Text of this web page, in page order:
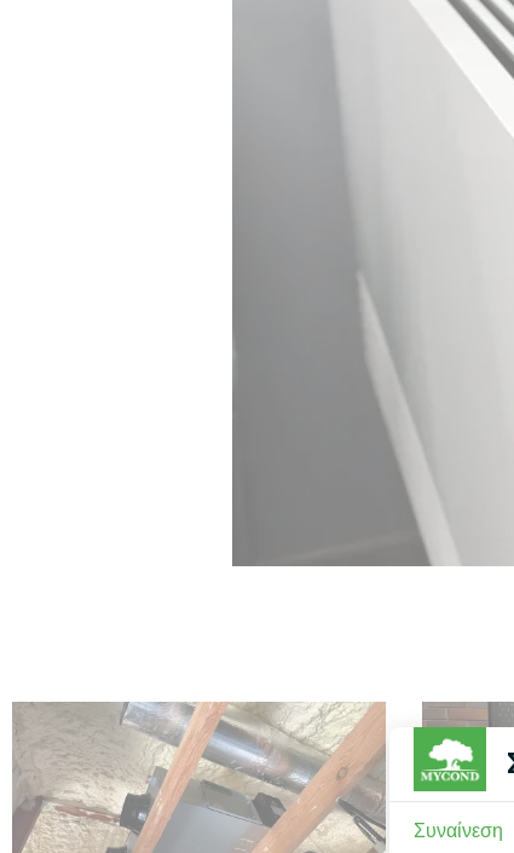
Συναίνεση